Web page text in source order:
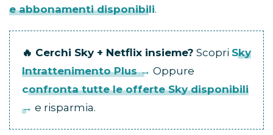
e abbonamenti disponibili.
🔥 Cerchi Sky + Netflix insieme? Scopri Sky
Intrattenimento Plus → Oppure
confronta tutte le offerte Sky disponibili
→ e risparmia.